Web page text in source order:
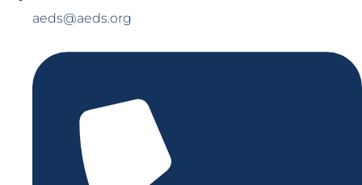
aeds@aeds.org